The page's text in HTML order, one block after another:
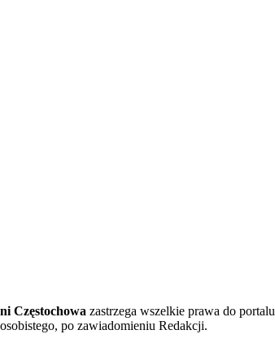
Częstochowa zastrzega wszelkie prawa do portalu
po zawiadomieniu Redakcji.